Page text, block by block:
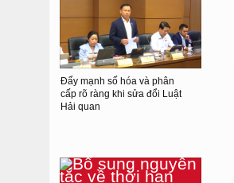
Đẩy mạnh số hóa và phân
cấp rõ ràng khi sửa đổi Luật
Hải quan